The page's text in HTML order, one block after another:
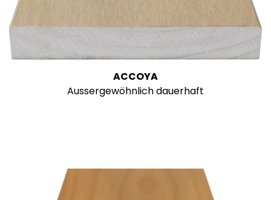
ACCOYA
Aussergewöhnlich dauerhaft